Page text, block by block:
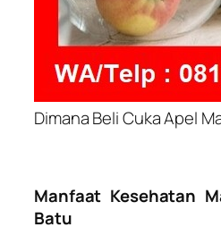
Dimana Beli Cuka Apel
Manfaat Kesehatan
Batu